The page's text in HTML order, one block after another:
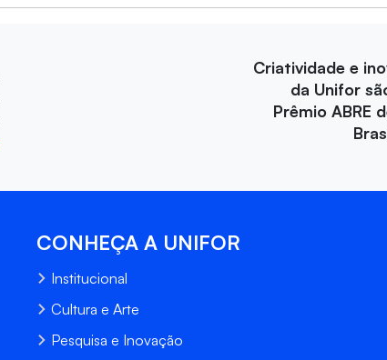
Criatividade e
da Unifor
Prêmio ABRE
CONHEÇA A UNIFOR
Institucional
Cultura e Arte
Pesquisa e Inovação